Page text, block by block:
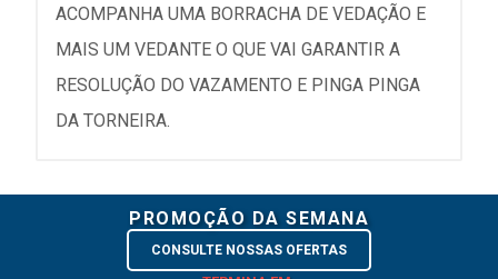
ACOMPANHA UMA BORRACHA DE VEDAÇÃO E
MAIS UM VEDANTE O QUE VAI GARANTIR A
RESOLUÇÃO DO VAZAMENTO E PINGA PINGA
DA TORNEIRA.
PROMOÇÃO DA SEMANA
CONSULTE NOSSAS OFERTAS